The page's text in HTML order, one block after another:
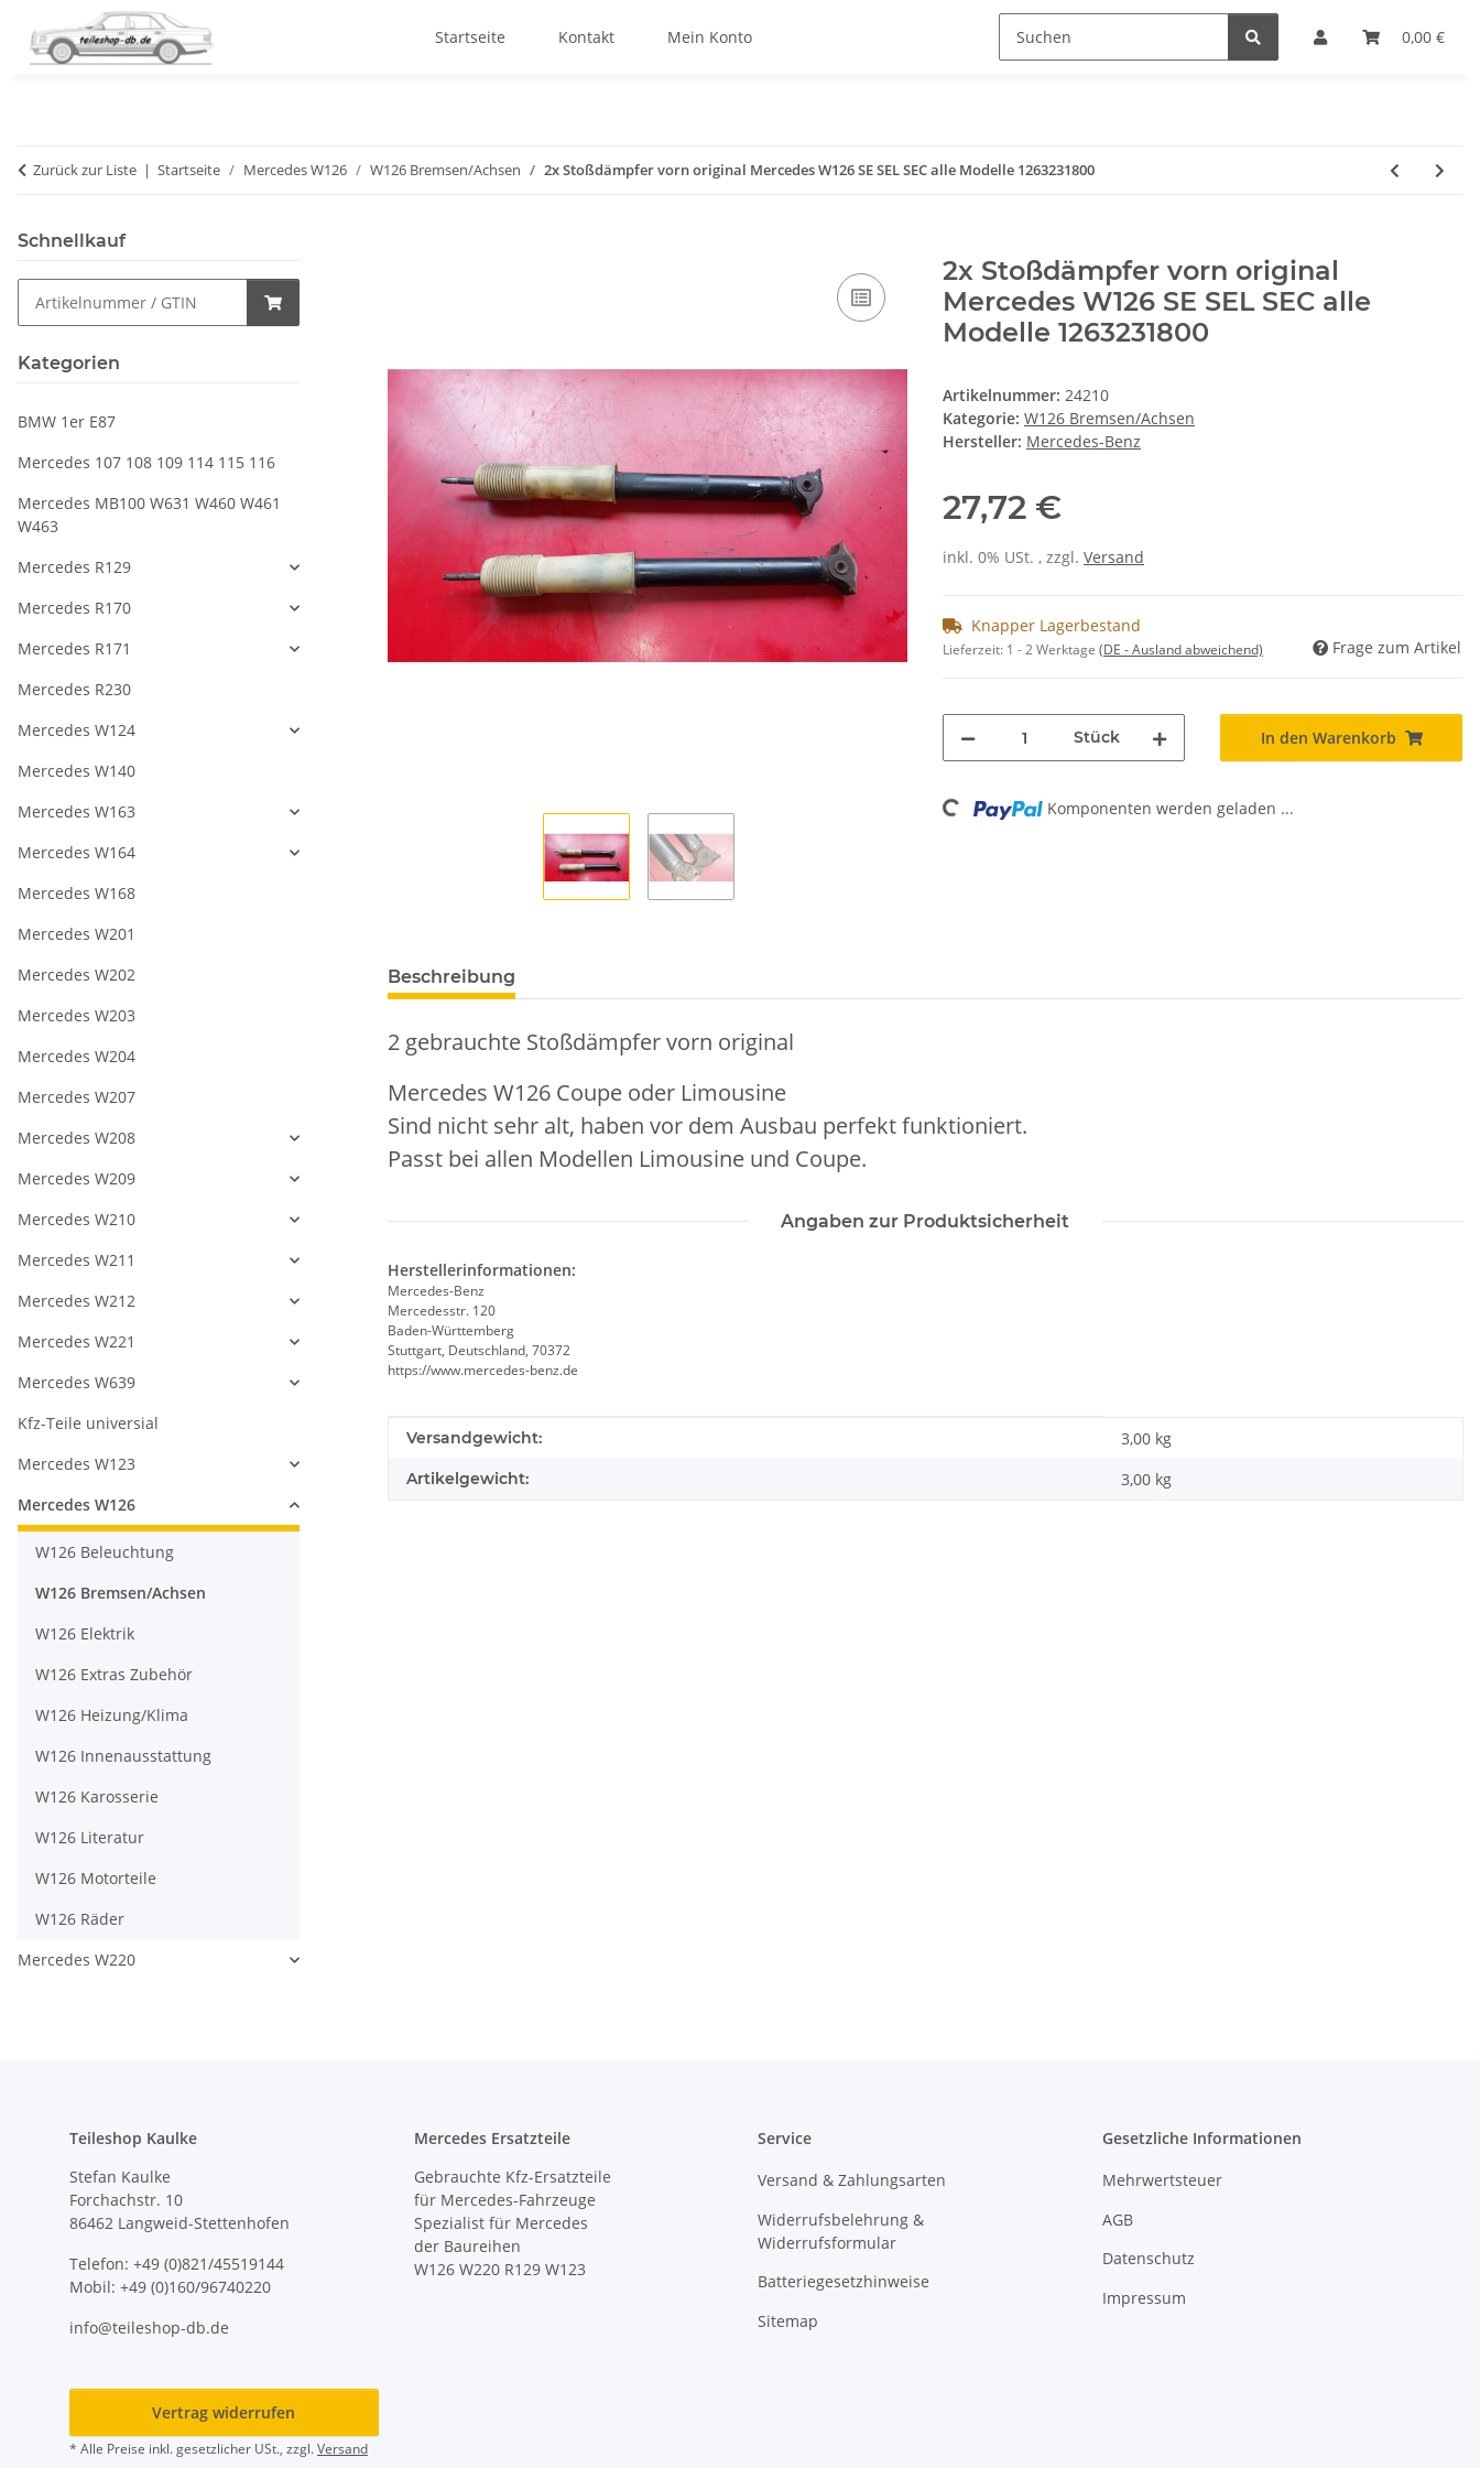
0,00 €
Startseite Kontakt Mein Konto
Zurück zur Liste Startseite Mercedes W126 W126 Bremsen/Achsen 2x Stoßdämpfer vorn original Mercedes W126 SE SEL SEC alle Modelle 1263231800
2x Stoßdämpfer vorn original
Mercedes W126 SE SEL SEC alle
Modelle 1263231800
Artikelnummer: 24210
Kategorie: W126 Bremsen/Achsen
Hersteller: Mercedes-Benz
27,72 €
inkl. 0% USt. , zzgl. Versand
Knapper Lagerbestand
Lieferzeit: 1 - 2 Werktage (DE - Ausland abweichend) Frage zum Artikel
Stück In den Warenkorb
Loading... Komponenten werden geladen ...
Beschreibung
2 gebrauchte Stoßdämpfer vorn original
Mercedes W126 Coupe oder Limousine
Sind nicht sehr alt, haben vor dem Ausbau perfekt funktioniert.
Passt bei allen Modellen Limousine und Coupe.
Angaben zur Produktsicherheit
Herstellerinformationen:
Mercedes-Benz
Mercedesstr. 120
Baden-Württemberg
Stuttgart, Deutschland, 70372
https://www.mercedes-benz.de
Produkteigenschaft
Wert
Versandgewicht: 3,00 kg
Artikelgewicht: 3,00 kg
Schnellkauf
Kategorien
BMW 1er E87
Mercedes 107 108 109 114 115 116
Mercedes MB100 W631 W460 W461
W463
Mercedes R129
Mercedes R170
Mercedes R171
Mercedes R230
Mercedes W124
Mercedes W140
Mercedes W163
Mercedes W164
Mercedes W168
Mercedes W201
Mercedes W202
Mercedes W203
Mercedes W204
Mercedes W207
Mercedes W208
Mercedes W209
Mercedes W210
Mercedes W211
Mercedes W212
Mercedes W221
Mercedes W639
Kfz-Teile universial
Mercedes W123
Mercedes W126
W126 Beleuchtung
W126 Bremsen/Achsen
W126 Elektrik
W126 Extras Zubehör
W126 Heizung/Klima
W126 Innenausstattung
W126 Karosserie
W126 Literatur
W126 Motorteile
W126 Räder
Mercedes W220
Teileshop Kaulke
Stefan Kaulke
Forchachstr. 10
86462 Langweid-Stettenhofen
Telefon: +49 (0)821/45519144
Mobil: +49 (0)160/96740220
info@teileshop-db.de
Mercedes Ersatzteile
Gebrauchte Kfz-Ersatzteile
für Mercedes-Fahrzeuge
Spezialist für Mercedes
der Baureihen
W126 W220 R129 W123
Service
Versand & Zahlungsarten
Widerrufsbelehrung &
Widerrufsformular
Batteriegesetzhinweise
Sitemap
Gesetzliche Informationen
Mehrwertsteuer
AGB
Datenschutz
Impressum
Vertrag widerrufen
* Alle Preise inkl. gesetzlicher USt., zzgl.Versand